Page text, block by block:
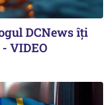
DCNews îți
VIDEO